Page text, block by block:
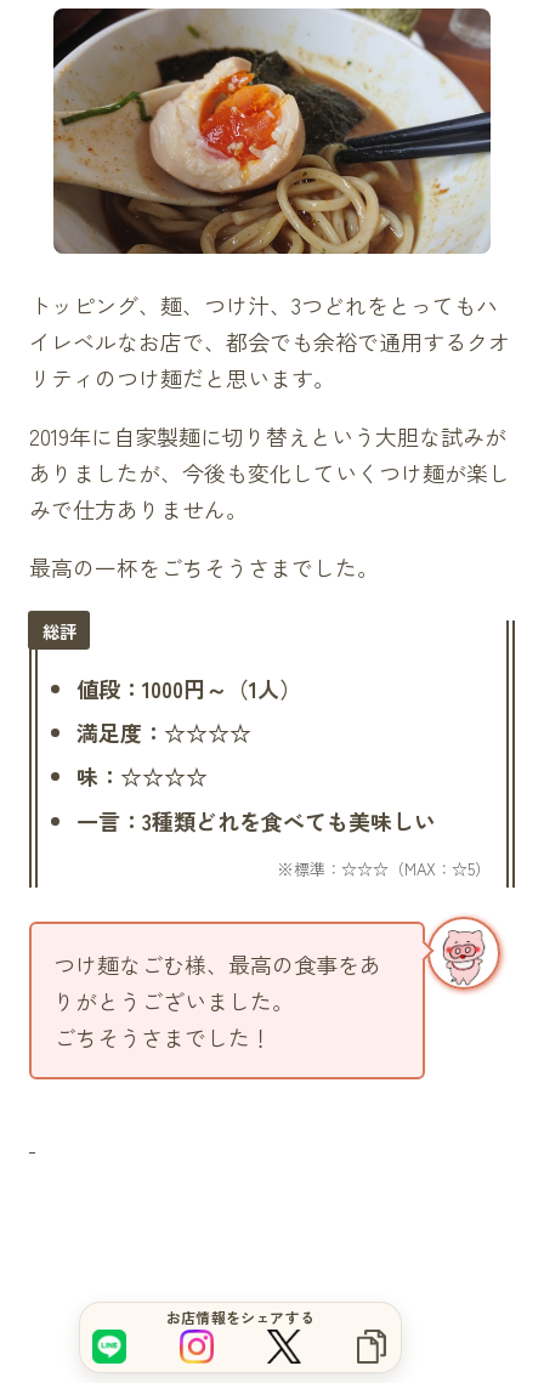
トッピング、麺、つけ汁、3つどれをとってもハ
イレベルなお店で、都会でも余裕で通用するクオ
リティのつけ麺だと思います。
2019年に自家製麺に切り替えという大胆な試みが
ありましたが、今後も変化していくつけ麺が楽し
みで仕方ありません。
最高の一杯をごちそうさまでした。
値段：1000円～（1人）
満足度：☆☆☆☆
味：☆☆☆☆
一言：3種類どれを食べても美味しい
つけ麺なごむ様、最高の食事をあ
りがとうございました。
ごちそうさまでした！
お店情報をシェアする